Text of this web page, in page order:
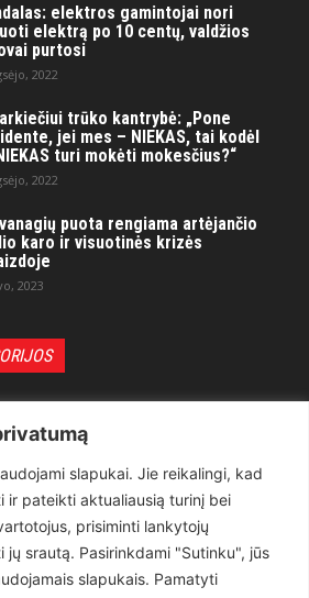
slapukai. Jie reikalingi, kad
ir pateikti aktualiausią turinį bei
prisiminti lankytojų
jų srautą. Pasirinkdami "Sutinku", jūs
slapukais. Pamatyti
elektros gamintojai nori
elektrą po 10 centų, valdžios
purtosi
2022
trūko kantrybė: „Pone
jei mes – NIEKAS, tai kodėl
turi mokėti mokesčius?“
2022
puota rengiama artėjančio
karo ir visuotinės krizės
2023
1497
619